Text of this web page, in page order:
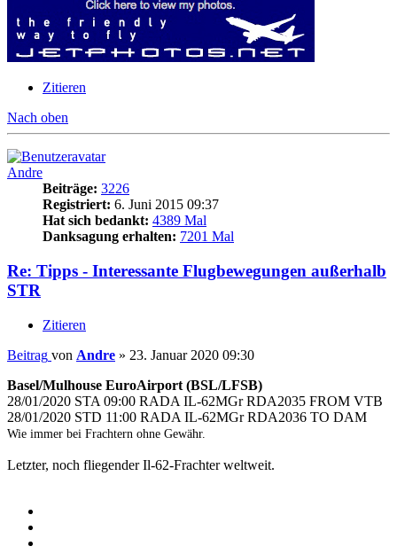
Zitieren
Nach oben
Andre
Beiträge: 3226
Registriert: 6. Juni 2015 09:37
Hat sich bedankt: 4389 Mal
Danksagung erhalten: 7201 Mal
Re: Tipps - Interessante Flugbewegungen außerhalb
STR
Zitieren
Beitrag von Andre » 23. Januar 2020 09:30
Basel/Mulhouse EuroAirport (BSL/LFSB)
28/01/2020 STA 09:00 RADA IL-62MGr RDA2035 FROM VTB
28/01/2020 STD 11:00 RADA IL-62MGr RDA2036 TO DAM
Wie immer bei Frachtern ohne Gewähr.
Letzter, noch fliegender Il-62-Frachter weltweit.